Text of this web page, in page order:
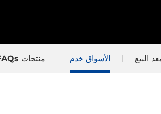
بعد البيع الأسواق خدم منتجات FAQs